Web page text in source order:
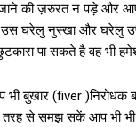
जाने की ज़रुरत न पड़े और
घरेलु नुस्खा और घरेलु
पा सकते है वह भी
बुखार (fiver )निरोधक
तरह से समझ सकें आप भी भी